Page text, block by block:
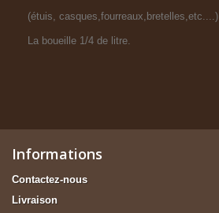
(étuis, casques,fourreaux,bretelles,etc....).
La boueille 1/4 de litre.
Informations
Contactez-nous
Livraison